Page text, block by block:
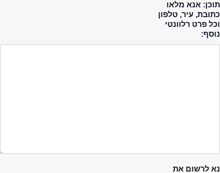
תוכן: אנא מלאו
כתובת, עיר, טלפון
וכל פרט רלוונטי
נוסף:
נא לרשום את